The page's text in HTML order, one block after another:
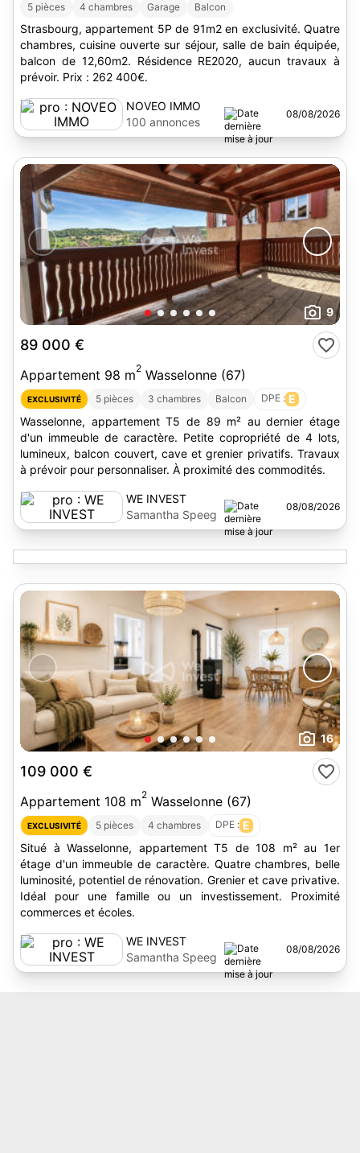
5 pièces 4 chambres Garage Balcon
Strasbourg, appartement 5P de 91m2 en exclusivité. Quatre
chambres, cuisine ouverte sur séjour, salle de bain équipée,
balcon de 12,60m2. Résidence RE2020, aucun travaux à
prévoir. Prix : 262 400€.
NOVEO IMMO
100 annonces
08/08/2026
9
89 000 €
Appartement 98 m2 Wasselonne (67)
EXCLUSIVITÉ 5 pièces 3 chambres Balcon DPE : E
Wasselonne, appartement T5 de 89 m² au dernier étage
d'un immeuble de caractère. Petite copropriété de 4 lots,
lumineux, balcon couvert, cave et grenier privatifs. Travaux
à prévoir pour personnaliser. À proximité des commodités.
WE INVEST
Samantha Speeg
08/08/2026
16
109 000 €
Appartement 108 m2 Wasselonne (67)
EXCLUSIVITÉ 5 pièces 4 chambres DPE : E
Situé à Wasselonne, appartement T5 de 108 m² au 1er
étage d'un immeuble de caractère. Quatre chambres, belle
luminosité, potentiel de rénovation. Grenier et cave privative.
Idéal pour une famille ou un investissement. Proximité
commerces et écoles.
WE INVEST
Samantha Speeg
08/08/2026